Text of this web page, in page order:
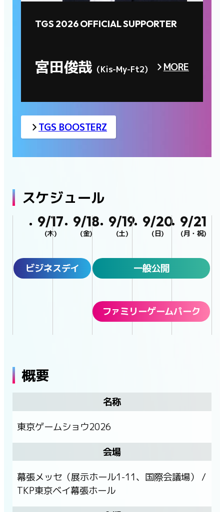
TGS 2026 OFFICIAL SUPPORTER
宮田俊哉 （Kis-My-Ft2） MORE
TGS BOOSTERZ
スケジュール
9/17
(木)
9/18
(金)
9/19
(土)
9/20
(日)
9/21
(月・祝)
ビジネスデイ 一般公開
ファミリーゲームパーク
概要
名称
東京ゲームショウ2026
会場
幕張メッセ（展示ホール1-11、国際会議場） /
TKP東京ベイ幕張ホール